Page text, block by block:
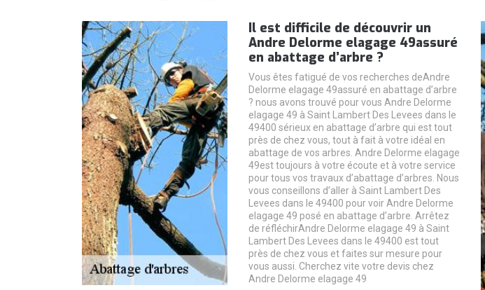
Il est difficile de découvrir un
Andre Delorme elagage 49assuré
en abattage d’arbre ?
Vous êtes fatigué de vos recherches deAndre
Delorme elagage 49assuré en abattage d’arbre
? nous avons trouvé pour vous Andre Delorme
elagage 49 à Saint Lambert Des Levees dans le
49400 sérieux en abattage d’arbre qui est tout
près de chez vous, tout à fait à votre idéal en
abattage de vos arbres. Andre Delorme elagage
49est toujours à votre écoute et à votre service
pour tous vos travaux d’abattage d’arbres. Nous
vous conseillons d’aller à Saint Lambert Des
Levees dans le 49400 pour voir Andre Delorme
elagage 49 posé en abattage d’arbre. Arrêtez
de réfléchirAndre Delorme elagage 49 à Saint
Lambert Des Levees dans le 49400 est tout
près de chez vous et faites sur mesure pour
vous aussi. Cherchez vite votre devis chez
Andre Delorme elagage 49